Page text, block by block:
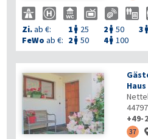
Zi.ab €: 1  25 2  50 3 
FeWo ab €: 2  50 4 100

44797
+49-
37